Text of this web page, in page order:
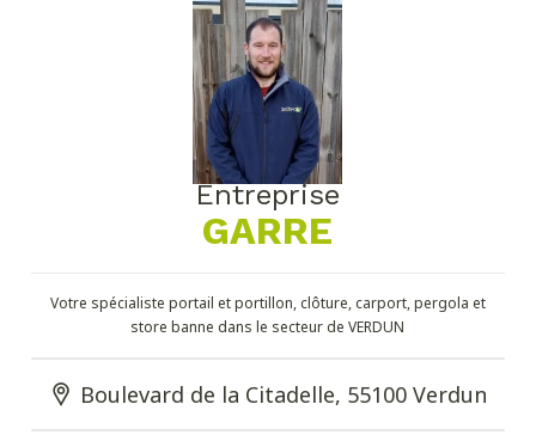
Entreprise
GARRE
Votre spécialiste portail et portillon, clôture, carport, pergola et
store banne dans le secteur de VERDUN
Boulevard de la Citadelle, 55100 Verdun